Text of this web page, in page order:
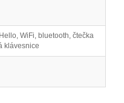
WiFi, bluetooth, čtečka
klávesnice